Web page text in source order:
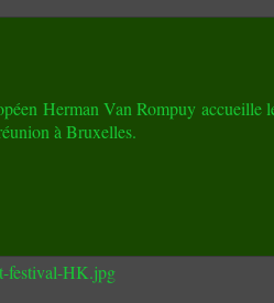
Herman Van Rompuy accueille
à Bruxelles.